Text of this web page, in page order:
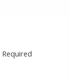
Required